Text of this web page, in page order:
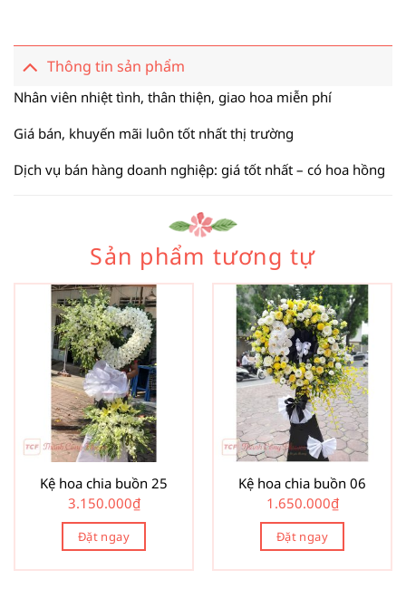
Thông tin sản phẩm
Nhân viên nhiệt tình, thân thiện, giao hoa miễn phí
Giá bán, khuyến mãi luôn tốt nhất thị trường
Dịch vụ bán hàng doanh nghiệp: giá tốt nhất – có hoa hồng
Sản phẩm tương tự
Kệ hoa chia buồn 25
3.150.000₫
Đặt ngay
Kệ hoa chia buồn 06
1.650.000₫
Đặt ngay